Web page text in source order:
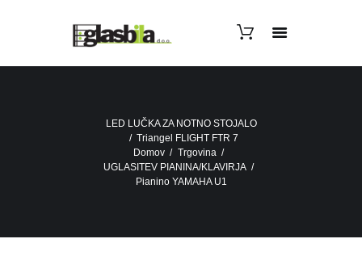
LED LUČKA ZA NOTNO STOJALO
Triangel FLIGHT FTR 7
Domov
Trgovina
UGLASITEV PIANINA/KLAVIRJA
Pianino YAMAHA U1